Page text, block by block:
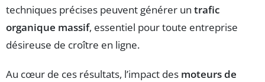
techniques précises peuvent générer un trafic
organique massif, essentiel pour toute entreprise
désireuse de croître en ligne.
Au cœur de ces résultats, l’impact des moteurs de